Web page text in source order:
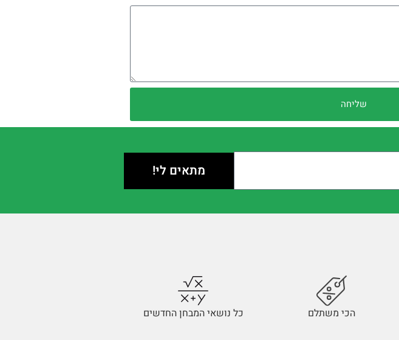
שליחה
מתאים לי!
הכי משתלם כל נושאי המבחן החדשים